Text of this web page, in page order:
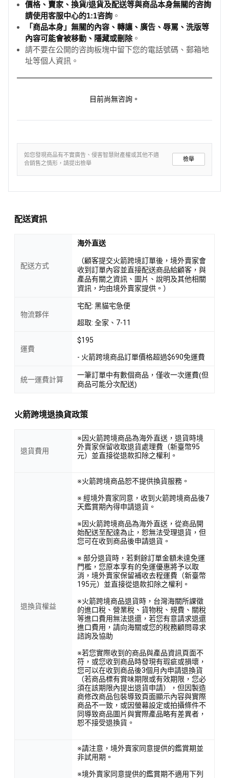
價格、賣家、換貨/退貨及配送等與商品本身無關的咨詢
請使用客服中心的1:1咨詢 。
「商品本身」無關的內容、轉讓、廣告、辱罵、洗版等
內容可能會被移動、隱藏或刪除。
請不要在公開的咨詢板塊中留下您的電話號碼、郵箱地
址等個人資訊。
目前尚無咨詢。
如您發現商品有不實廣告、侵害智慧財產權或其他不適
合銷售之情形，請提出檢舉
檢舉
配送資訊
配送方式
海外直送
（顧客提交火箭跨境訂單後，境外賣家會
收到訂單內容並直接配送商品給顧客，與
產品有關之資訊、圖片、說明及其他相關
資訊，均由境外賣家提供。）
物流夥伴
宅配: 黑貓宅急便
超取: 全家、7-11
運費
$195
- 火箭跨境商品訂單價格超過$690免運費
統一運費計算
一筆訂單中有數個商品，僅收一次運費(但
商品可能分次配送)
火箭跨境退換貨政策
退貨費用
※因火箭跨境商品為海外直送，退貨時境
外賣家保留收取退貨處理費（新臺幣95
元）並直接從退款扣除之權利。
退換貨權益
※火箭跨境商品恕不提供換貨服務。
※ 經境外賣家同意，收到火箭跨境商品後7
天鑑賞期內得申請退貨。
※因火箭跨境商品為海外直送，從商品開
始配送至配達為止，恕無法受理退貨，但
您可在收到商品後申請退貨。
※ 部分退貨時，若剩餘訂單金額未達免運
門檻，您原本享有的免運優惠將予以取
消，境外賣家保留補收去程運費（新臺幣
195元）並直接從退款扣除之權利。
※火箭跨境商品退貨時，台灣海關所課徵
的進口稅、營業稅、貨物稅、規費、關稅
等進口費用無法退還，若您有意請求退還
進口費用，請向海關或您的稅務顧問尋求
諮詢及協助
※若您實際收到的商品與產品資訊頁面不
符，或您收到商品時發現有瑕疵或損壞，
您可以在收到商品後3個月內申請退換貨
（若商品標有賞味期限或有效期限，您必
須在該期限內提出退貨申請），但因製造
商修改商品包裝導致頁面顯示內容與實際
商品不一致，或因螢幕設定或拍攝條件不
同導致商品圖片與實際產品略有差異者，
恕不接受退換貨。
※請注意，境外賣家同意提供的鑑賞期並
非試用期。
※境外賣家同意提供的鑑賞期不適用下列